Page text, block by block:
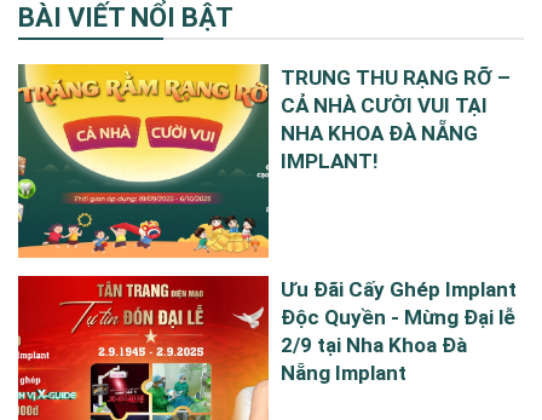
BÀI VIẾT NỔI BẬT
TRUNG THU RẠNG RỠ –
CẢ NHÀ CƯỜI VUI TẠI
NHA KHOA ĐÀ NẴNG
IMPLANT!
Ưu Đãi Cấy Ghép Implant
Độc Quyền - Mừng Đại lễ
2/9 tại Nha Khoa Đà
Nẵng Implant